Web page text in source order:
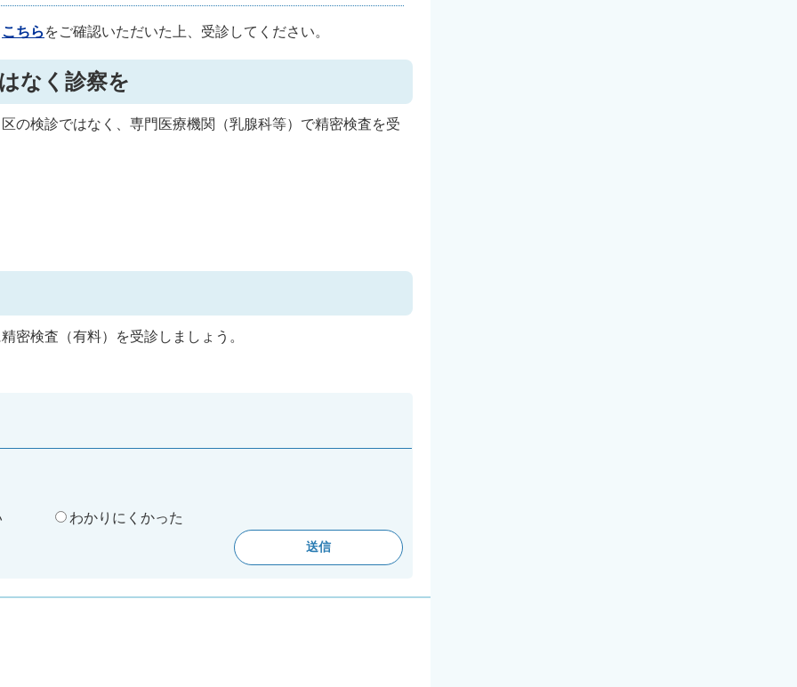
こちら をご確認いただいた上、受診してください。
なく診察を
の検診ではなく、専門医療機関（乳腺科等）で精密検査を受
密検査（有料）を受診しましょう。
わかりにくかった